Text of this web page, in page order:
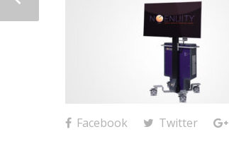
Facebook Twitter